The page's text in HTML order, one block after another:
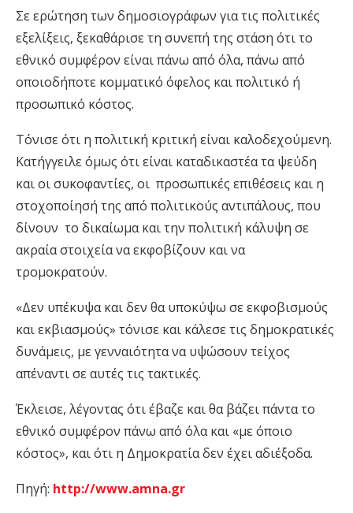
Σε ερώτηση των δημοσιογράφων για τις πολιτικές
εξελίξεις, ξεκαθάρισε τη συνεπή της στάση ότι το
εθνικό συμφέρον είναι πάνω από όλα, πάνω από
οποιοδήποτε κομματικό όφελος και πολιτικό ή
προσωπικό κόστος.
Τόνισε ότι η πολιτική κριτική είναι καλοδεχούμενη.
Κατήγγειλε όμως ότι είναι καταδικαστέα τα ψεύδη
και οι συκοφαντίες, οι προσωπικές επιθέσεις και η
στοχοποίησή της από πολιτικούς αντιπάλους, που
δίνουν το δικαίωμα και την πολιτική κάλυψη σε
ακραία στοιχεία να εκφοβίζουν και να
τρομοκρατούν.
«Δεν υπέκυψα και δεν θα υποκύψω σε εκφοβισμούς
και εκβιασμούς» τόνισε και κάλεσε τις δημοκρατικές
δυνάμεις, με γενναιότητα να υψώσουν τείχος
απέναντι σε αυτές τις τακτικές.
Έκλεισε, λέγοντας ότι έβαζε και θα βάζει πάντα το
εθνικό συμφέρον πάνω από όλα και «με όποιο
κόστος», και ότι η Δημοκρατία δεν έχει αδιέξοδα.
Πηγή: http://www.amna.gr